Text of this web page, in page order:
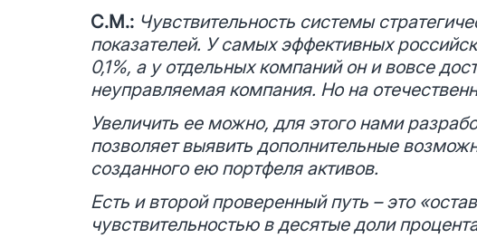
С.М.: Чувствительность системы
показателей. У самых эффективных
0,1%, а у отдельных компаний он и вовсе
неуправляемая компания. Но на
Увеличить ее можно, для этого нами
позволяет выявить дополнительные
созданного ею портфеля активов.
Есть и второй проверенный путь – это
чувствительностью в десятые доли